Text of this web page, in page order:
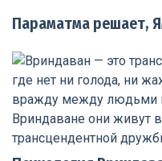
Параматма решает,